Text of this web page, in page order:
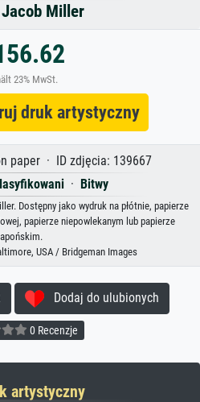
Miller
23% MwSt.
druk artystyczny
paper · ID zdjęcia: 139667
· Bitwy
Dostępny jako wydruk na płótnie, papierze
papierze niepowlekanym lub papierze
USA / Bridgeman Images
Dodaj do ulubionych
0 Recenzje
artystyczny